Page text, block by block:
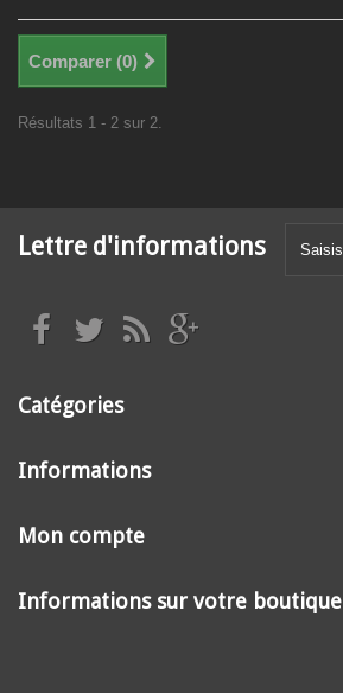
Comparer (0)
Résultats 1 - 2 sur 2.
Lettre d'informations
Catégories
Informations
Mon compte
Informations sur votre boutique